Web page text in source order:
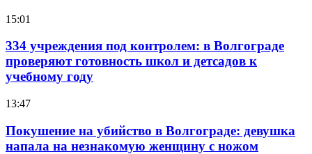
15:01
334 учреждения под контролем: в Волгограде
проверяют готовность школ и детсадов к
учебному году
13:47
Покушение на убийство в Волгограде: девушка
напала на незнакомую женщину с ножом